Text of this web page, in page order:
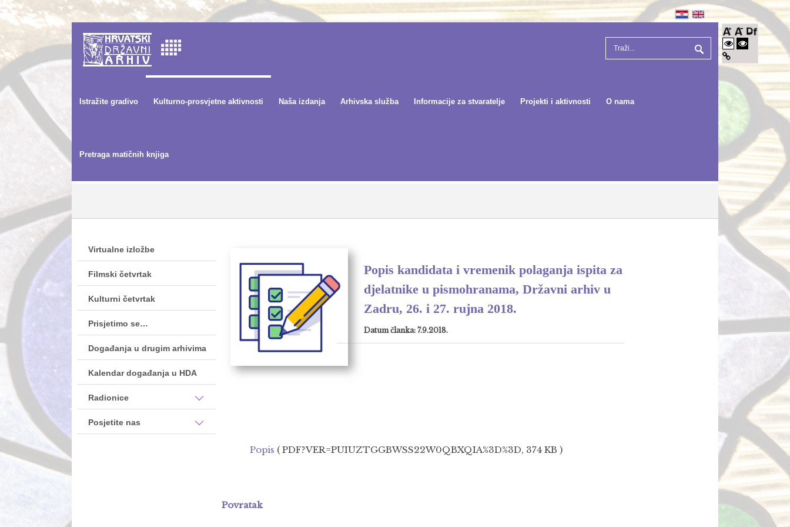
Istražite gradivo Kulturno-prosvjetne aktivnosti Naša izdanja Arhivska služba Informacije za stvaratelje Projekti i aktivnosti O nama
Pretraga matičnih knjiga
Virtualne izložbe
Filmski četvrtak
Kulturni četvrtak
Prisjetimo se…
Događanja u drugim arhivima
Kalendar događanja u HDA
Radionice
Posjetite nas
Popis kandidata i vremenik polaganja ispita za
djelatnike u pismohranama, Državni arhiv u
Zadru, 26. i 27. rujna 2018.
Datum članka: 7.9.2018.
Popis ( PDF?VER=PUIUZTGGBWSS22W0QBXQIA%3D%3D, 374 KB )
Povratak